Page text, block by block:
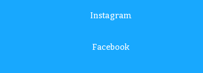
Instagram
Facebook